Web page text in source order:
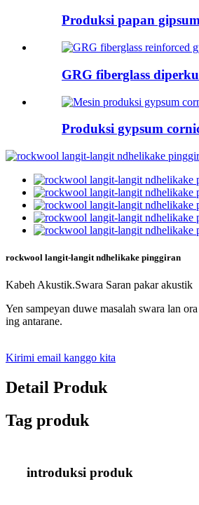
Produksi papan
GRG fiberglass
Produksi gypsum
rockwool langit-langit ndhelikake pinggiran
Kabeh Akustik.Swara Saran pakar akustik
Yen sampeyan duwe masalah swara lan
ing antarane.
Kirimi email kanggo kita
Detail Produk
Tag produk
introduksi produk